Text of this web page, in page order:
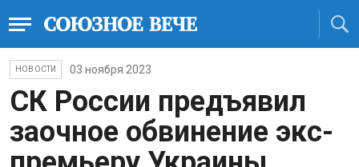
НОВОСТИ 03 ноября 2023
СК России предъявил
заочное обвинение экс-